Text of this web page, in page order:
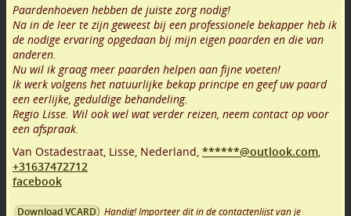
Paardenhoeven hebben de juiste zorg nodig!
Na in de leer te zijn geweest bij een professionele bekapper heb ik
de nodige ervaring opgedaan bij mijn eigen paarden en die van
anderen.
Nu wil ik graag meer paarden helpen aan fijne voeten!
Ik werk volgens het natuurlijke bekap principe en geef uw paard
een eerlijke, geduldige behandeling.
Regio Lisse. Wil ook wel wat verder reizen, neem contact op voor
een afspraak.
Van Ostadestraat, Lisse, Nederland, ******@outlook.com,
+31637472712
facebook
Download VCARD Handig! Importeer dit in de contactenlijst van je